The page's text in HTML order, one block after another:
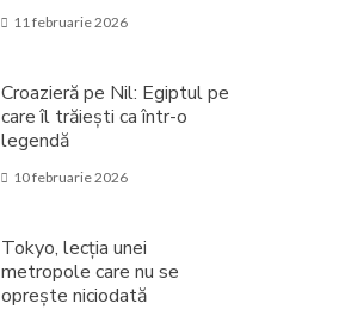
11 februarie 2026
Croazieră pe Nil: Egiptul pe
care îl trăiești ca într-o
legendă
10 februarie 2026
Tokyo, lecția unei
metropole care nu se
oprește niciodată